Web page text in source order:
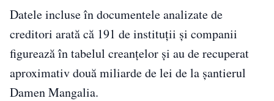
Datele incluse în documentele analizate de
creditori arată că 191 de instituții și companii
figurează în tabelul creanțelor și au de recuperat
aproximativ două miliarde de lei de la șantierul
Damen Mangalia.